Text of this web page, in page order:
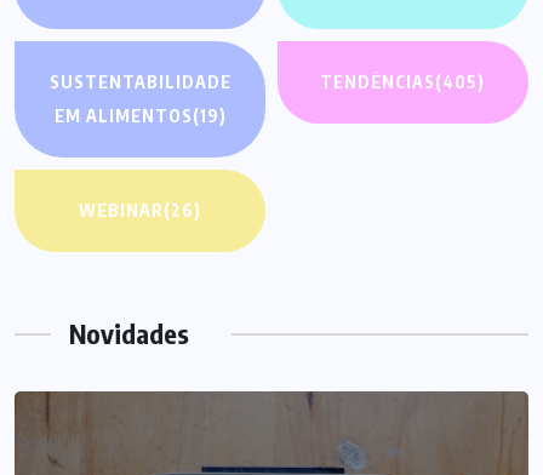
SUSTENTABILIDADE
EM ALIMENTOS(19)
TENDÊNCIAS(405)
WEBINAR(26)
Novidades